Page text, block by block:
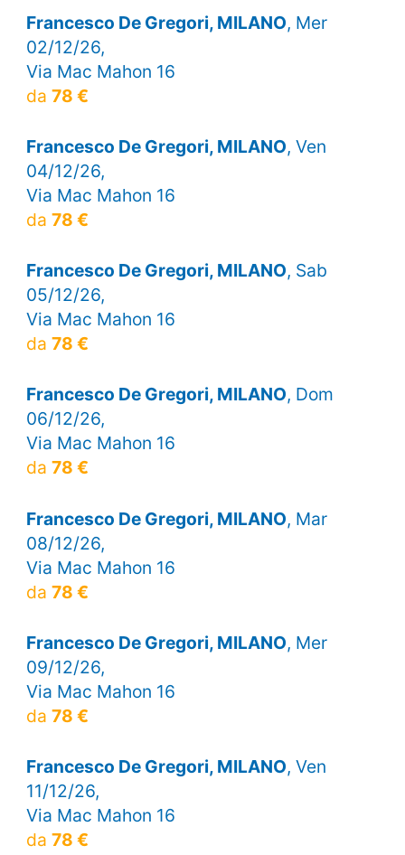
Francesco De Gregori, MILANO, Mer
02/12/26,
Via Mac Mahon 16
da 78 €
Francesco De Gregori, MILANO, Ven
04/12/26,
Via Mac Mahon 16
da 78 €
Francesco De Gregori, MILANO, Sab
05/12/26,
Via Mac Mahon 16
da 78 €
Francesco De Gregori, MILANO, Dom
06/12/26,
Via Mac Mahon 16
da 78 €
Francesco De Gregori, MILANO, Mar
08/12/26,
Via Mac Mahon 16
da 78 €
Francesco De Gregori, MILANO, Mer
09/12/26,
Via Mac Mahon 16
da 78 €
Francesco De Gregori, MILANO, Ven
11/12/26,
Via Mac Mahon 16
da 78 €